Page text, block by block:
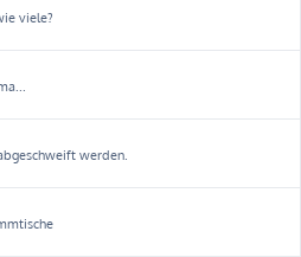
viele?
werden.